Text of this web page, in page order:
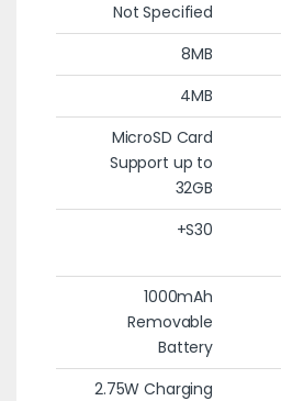
Not Specified
8MB
4MB
MicroSD Card
Support up to
32GB
S30+
1000mAh
Removable
Battery
2.75W Charging